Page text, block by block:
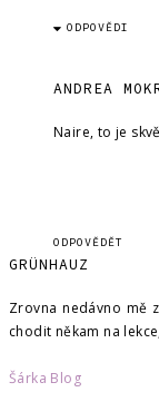
ODPOVĚDI
ANDREA
Naire, to je
ODPOVĚDĚT
GRÜNHAUZ
Zrovna nedávno mě
chodit někam na
Šárka Blog